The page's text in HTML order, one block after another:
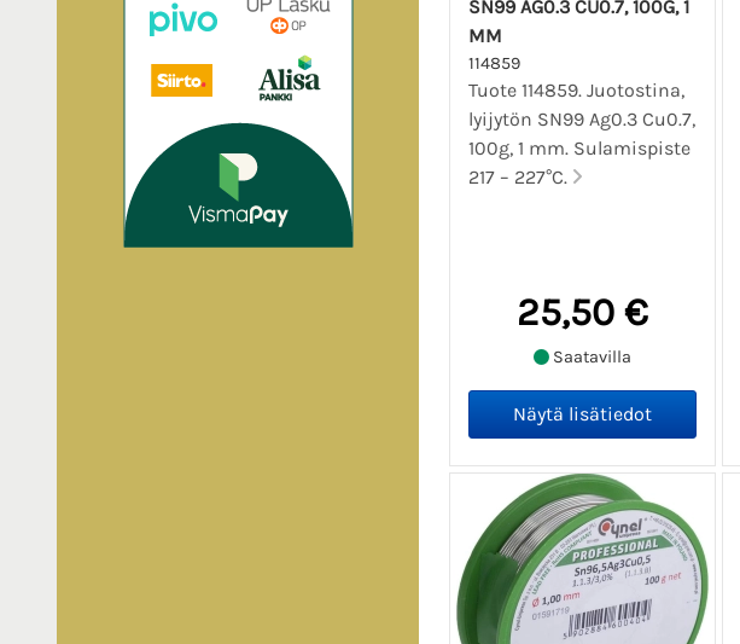
SN99 AG0.3 CU0.7, 100G, 1
MM
114859
Tuote 114859. Juotostina,
lyijytön SN99 Ag0.3 Cu0.7,
100g, 1 mm. Sulamispiste
217 – 227°C.
25,50 €
Saatavilla